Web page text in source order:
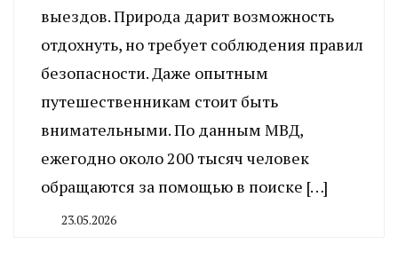
выездов. Природа дарит возможность
отдохнуть, но требует соблюдения правил
безопасности. Даже опытным
путешественникам стоит быть
внимательными. По данным МВД,
ежегодно около 200 тысяч человек
обращаются за помощью в поиске […]
23.05.2026